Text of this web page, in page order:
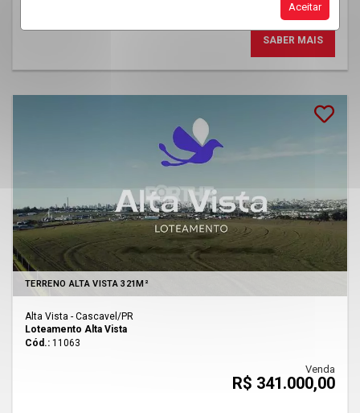
Aceitar
SABER MAIS
TERRENO ALTA VISTA 321M²
Alta Vista - Cascavel /PR
Loteamento Alta Vista
Cód.: 11063
Venda
R$ 341.000,00